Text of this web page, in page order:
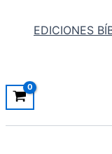
EDICIONES